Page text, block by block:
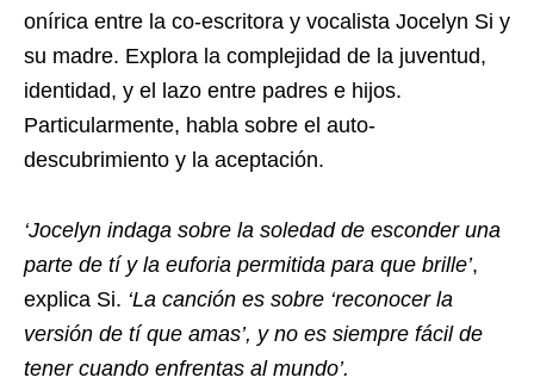
onírica entre la co-escritora y vocalista Jocelyn Si y
su madre. Explora la complejidad de la juventud,
identidad, y el lazo entre padres e hijos.
Particularmente, habla sobre el auto-
descubrimiento y la aceptación.
‘Jocelyn indaga sobre la soledad de esconder una
parte de tí y la euforia permitida para que brille’,
explica Si. ‘La canción es sobre ‘reconocer la
versión de tí que amas’, y no es siempre fácil de
tener cuando enfrentas al mundo’.